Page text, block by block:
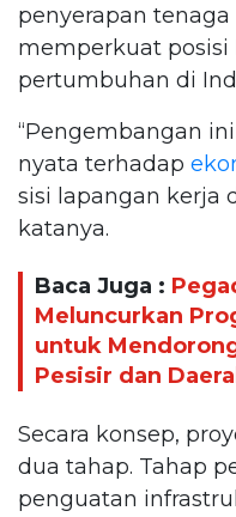
penyerapan
memperkuat posisi
pertumbuhan di
“Pengembangan
nyata terhadap
sisi lapangan kerja
katanya.
Baca Juga :
Meluncurkan
untuk
Pesisir dan
Secara konsep,
dua tahap. Tahap
penguatan